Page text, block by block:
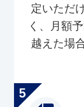
定いただ
く、月額
越えた場